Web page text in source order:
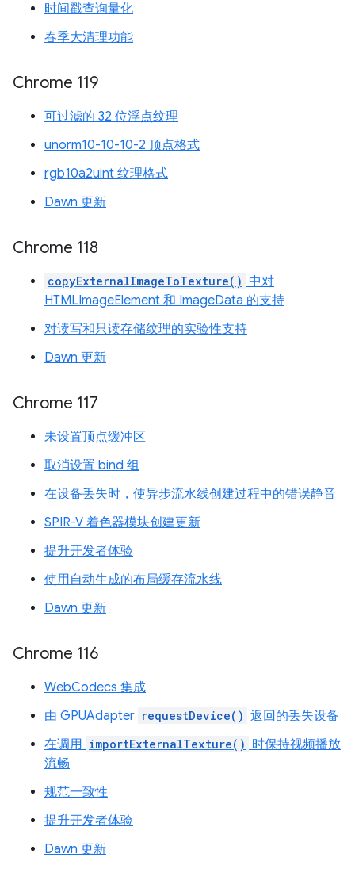
时间戳查询量化
春季大清理功能
Chrome 119
可过滤的 32 位浮点纹理
unorm10-10-10-2 顶点格式
rgb10a2uint 纹理格式
Dawn 更新
Chrome 118
copyExternalImageToTexture() 中对
HTMLImageElement 和 ImageData 的支持
对读写和只读存储纹理的实验性支持
Dawn 更新
Chrome 117
未设置顶点缓冲区
取消设置 bind 组
在设备丢失时，使异步流水线创建过程中的错误静音
SPIR-V 着色器模块创建更新
提升开发者体验
使用自动生成的布局缓存流水线
Dawn 更新
Chrome 116
WebCodecs 集成
由 GPUAdapter requestDevice() 返回的丢失设备
在调用 importExternalTexture() 时保持视频播放
流畅
规范一致性
提升开发者体验
Dawn 更新